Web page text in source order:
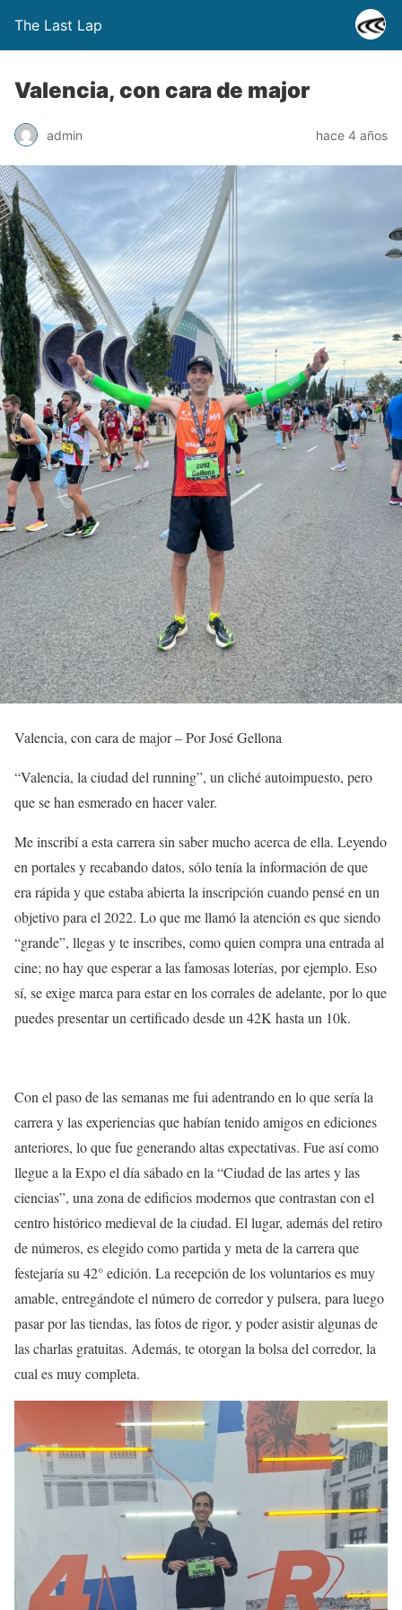
The Last Lap
Valencia, con cara de major
admin hace 4 años
Valencia, con cara de major – Por José Gellona
“Valencia, la ciudad del running”, un cliché autoimpuesto, pero
que se han esmerado en hacer valer.
Me inscribí a esta carrera sin saber mucho acerca de ella. Leyendo
en portales y recabando datos, sólo tenía la información de que
era rápida y que estaba abierta la inscripción cuando pensé en un
objetivo para el 2022. Lo que me llamó la atención es que siendo
“grande”, llegas y te inscribes, como quien compra una entrada al
cine; no hay que esperar a las famosas loterías, por ejemplo. Eso
sí, se exige marca para estar en los corrales de adelante, por lo que
puedes presentar un certificado desde un 42K hasta un 10k.
Con el paso de las semanas me fui adentrando en lo que sería la
carrera y las experiencias que habían tenido amigos en ediciones
anteriores, lo que fue generando altas expectativas. Fue así como
llegue a la Expo el día sábado en la “Ciudad de las artes y las
ciencias”, una zona de edificios modernos que contrastan con el
centro histórico medieval de la ciudad. El lugar, además del retiro
de números, es elegido como partida y meta de la carrera que
festejaría su 42° edición. La recepción de los voluntarios es muy
amable, entregándote el número de corredor y pulsera, para luego
pasar por las tiendas, las fotos de rigor, y poder asistir algunas de
las charlas gratuitas. Además, te otorgan la bolsa del corredor, la
cual es muy completa.